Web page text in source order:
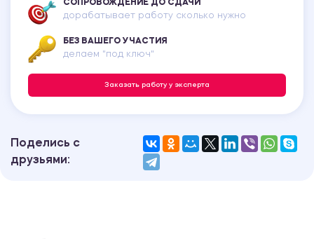
СОПРОВОЖДЕНИЕ ДО СДАЧИ
дорабатывает работу сколько нужно
БЕЗ ВАШЕГО УЧАСТИЯ
делаем "под ключ"
Заказать работу у эксперта
Поделись с
друзьями: